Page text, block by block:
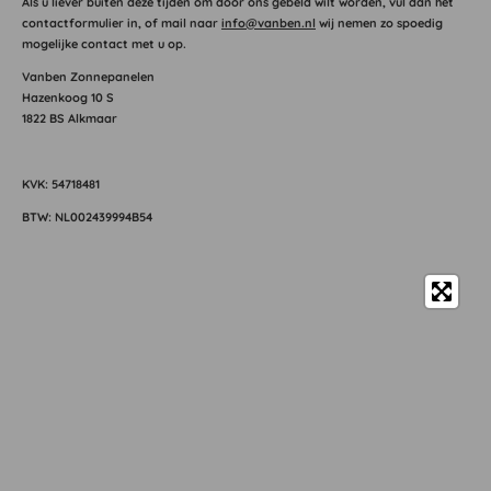
contactformulier in, of mail naar info@vanben.nl wij nemen zo spoedig
mogelijke contact met u op.
Vanben Zonnepanelen
Hazenkoog 10 S
1822 BS Alkmaar
KVK: 54718481
BTW: NL002439994B54